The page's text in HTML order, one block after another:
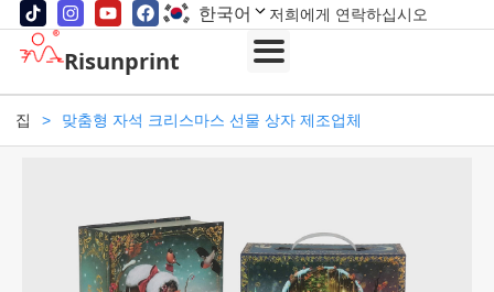
한국어 저희에게 연락하십시오
Risunprint
집 > 맞춤형 자석 크리스마스 선물 상자 제조업체